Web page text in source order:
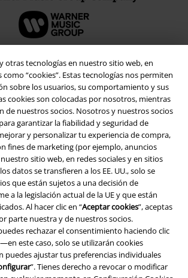
otras tecnologías en nuestro sitio web, en
“cookies”. Estas tecnologías nos permiten
sobre los usuarios, su comportamiento y sus
cookies son colocadas por nosotros, mientras
de nuestros socios. Nosotros y nuestros socios
garantizar la fiabilidad y seguridad de
y personalizar tu experiencia de compra,
fines de marketing (por ejemplo, anuncios
sitio web, en redes sociales y en sitios
datos se transfieren a los EE. UU., solo se
que están sujetos a una decisión de
a la legislación actual de la UE y que están
Al hacer clic en “Aceptar cookies”, aceptas
parte nuestra y de nuestros socios.
rechazar el consentimiento haciendo clic
este caso, solo se utilizarán cookies
puedes ajustar tus preferencias individuales
”. Tienes derecho a revocar o modificar
Seguridad